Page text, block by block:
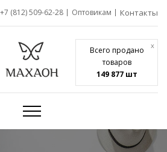
Всего продано
товаров
149 877 шт
x
+7 (812) 509-62-28 Оптовикам Контакты